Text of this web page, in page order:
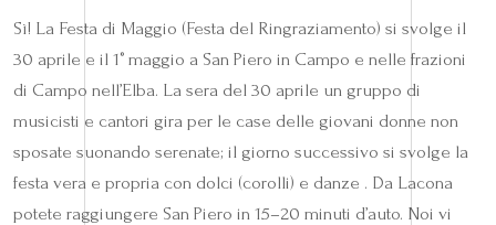
Sì! La Festa di Maggio (Festa del Ringraziamento) si svolge il
30 aprile e il 1° maggio a San Piero in Campo e nelle frazioni
di Campo nell’Elba. La sera del 30 aprile un gruppo di
musicisti e cantori gira per le case delle giovani donne non
sposate suonando serenate; il giorno successivo si svolge la
festa vera e propria con dolci (corolli) e danze . Da Lacona
potete raggiungere San Piero in 15–20 minuti d’auto. Noi vi